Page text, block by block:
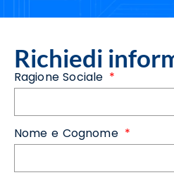
Richiedi
Ragione Sociale
Nome e Cognome